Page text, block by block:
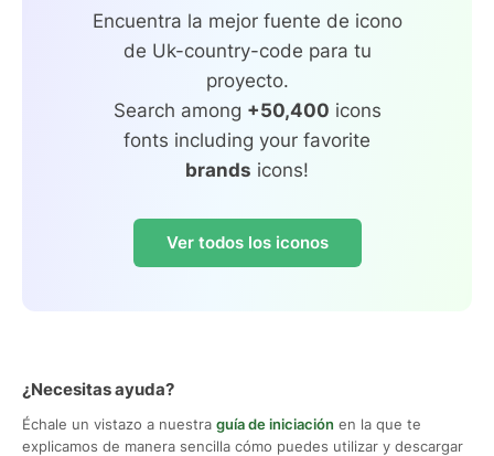
Encuentra la mejor fuente de icono
de Uk-country-code para tu
proyecto.
Search among +50,400 icons
fonts including your favorite
brands icons!
Ver todos los iconos
¿Necesitas ayuda?
Échale un vistazo a nuestra guía de iniciación en la que te
explicamos de manera sencilla cómo puedes utilizar y descargar